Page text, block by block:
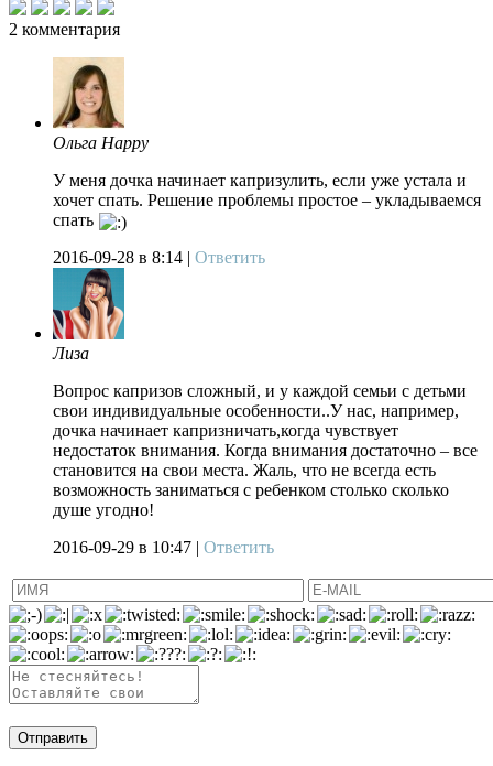
2 комментария
Ольга Happy
У меня дочка начинает капризулить, если уже устала и
хочет спать. Решение проблемы простое – укладываемся
спать
2016-09-28 в 8:14 | Ответить
Лиза
Вопрос капризов сложный, и у каждой семьи с детьми
свои индивидуальные особенности..У нас, например,
дочка начинает капризничать,когда чувствует
недостаток внимания. Когда внимания достаточно – все
становится на свои места. Жаль, что не всегда есть
возможность заниматься с ребенком столько сколько
душе угодно!
2016-09-29 в 10:47 | Ответить